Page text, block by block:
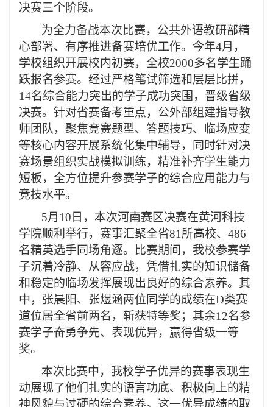
决赛三个阶段。
为全力备战本次比赛，公共外语教研部精
心部署、有序推进备赛培优工作。今年4月，
学校组织开展校内初赛，全校2000多名学生踊
跃报名参赛。经过严格笔试筛选和层层比拼，
14名综合能力突出的学子成功突围，晋级省级
决赛。针对省赛备考重点，公外部组建指导教
师团队，聚焦竞赛题型、答题技巧、临场应变
等核心内容开展系统化集中辅导，同时针对决
赛场景组织实战模拟训练，精准补齐学生能力
短板，全方位提升参赛学子的综合应用能力与
竞技水平。
5月10日，本次河南赛区决赛在黄河科技
学院顺利举行，赛事汇聚全省81所高校、486
名精英选手同场角逐。比赛期间，我校参赛学
子沉着冷静、从容应战，凭借扎实的知识储备
和稳定的临场发挥展现出良好的综合素养。其
中，张晨阳、张煜涵两位同学的成绩在D类赛
道位居全省前两名，斩获特等奖；其余12名参
赛学子奋勇争先、表现优异，赢得省级一等
奖。
本次比赛中，我校学子优异的赛事表现生
动展现了他们扎实的语言功底、积极向上的精
神风貌与过硬的综合素养。这一优异成绩的取